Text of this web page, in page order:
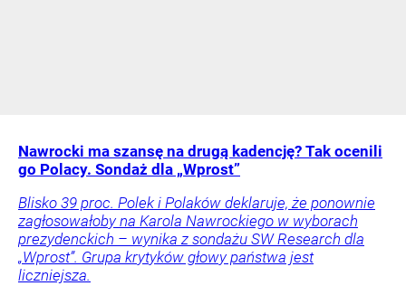
Nawrocki ma szansę na drugą kadencję? Tak ocenili
go Polacy. Sondaż dla „Wprost”
Blisko 39 proc. Polek i Polaków deklaruje, że ponownie
zagłosowałoby na Karola Nawrockiego w wyborach
prezydenckich – wynika z sondażu SW Research dla
„Wprost”. Grupa krytyków głowy państwa jest
liczniejsza.